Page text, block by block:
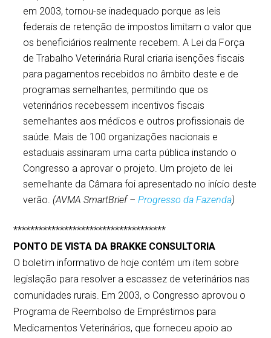
em 2003, tornou-se inadequado porque as leis
federais de retenção de impostos limitam o valor que
os beneficiários realmente recebem. A Lei da Força
de Trabalho Veterinária Rural criaria isenções fiscais
para pagamentos recebidos no âmbito deste e de
programas semelhantes, permitindo que os
veterinários recebessem incentivos fiscais
semelhantes aos médicos e outros profissionais de
saúde. Mais de 100 organizações nacionais e
estaduais assinaram uma carta pública instando o
Congresso a aprovar o projeto. Um projeto de lei
semelhante da Câmara foi apresentado no início deste
verão. (AVMA SmartBrief –Progresso da Fazenda)
************************************
PONTO DE VISTA DA BRAKKE CONSULTORIA
O boletim informativo de hoje contém um item sobre
legislação para resolver a escassez de veterinários nas
comunidades rurais. Em 2003, o Congresso aprovou o
Programa de Reembolso de Empréstimos para
Medicamentos Veterinários, que forneceu apoio ao